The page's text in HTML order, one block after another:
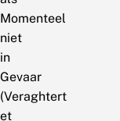
Momenteel
niet
in
Gevaar
(Veraghtert
et